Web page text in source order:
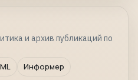
и архив публикаций по
Информер